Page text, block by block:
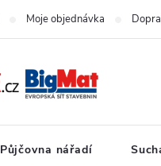
Moje objednávka
Půjčovna nářadí